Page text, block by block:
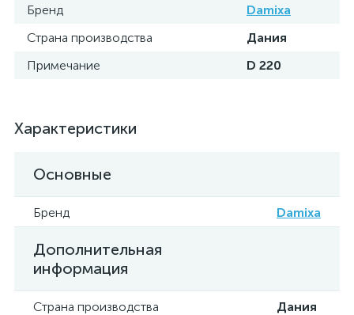
Бренд
Damixa
Страна производства
Дания
Примечание
D 220
Характеристики
Основные
Бренд Damixa
Дополнительная
информация
Страна производства Дания